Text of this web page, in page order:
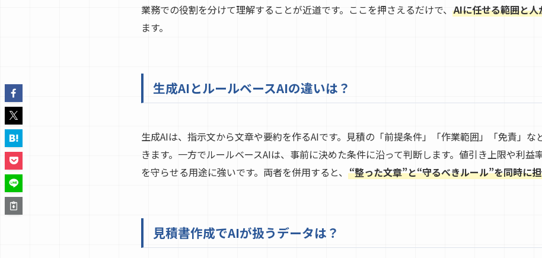
業務での役割を分けて理解することが近道です。ここを押さえるだけで、 AIに任せる範囲と
ます。
生成AIとルールベースAIの違いは？
生成AIは、指示文から文章や要約を作るAIです。見積の「前提条件」「作業範囲」「免責」な
きます。一方でルールベースAIは、事前に決めた条件に沿って判断します。値引き上限や利益
を守らせる用途に強いです。両者を併用すると、 “整った文章”と“守るべきルール”を同時に
見積書作成でAIが扱うデータは？